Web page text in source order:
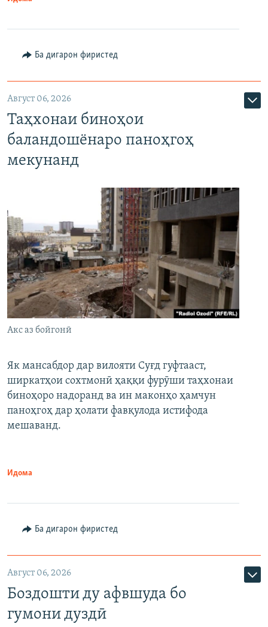
Ба дигарон фиристед
Август 06, 2026
Таҳхонаи биноҳои
баландошёнаро паноҳгоҳ
мекунанд
Акс аз бойгонӣ
Як мансабдор дар вилояти Суғд гуфтааст,
ширкатҳои сохтмонӣ ҳаққи фурӯши таҳхонаи
биноҳоро надоранд ва ин маконҳо ҳамчун
паноҳгоҳ дар ҳолати фавқулода истифода
мешаванд.
Идома
Ба дигарон фиристед
Август 06, 2026
Боздошти ду афвшуда бо
гумони дуздӣ